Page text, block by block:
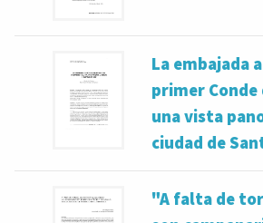
La embajada
primer Conde
una vista
ciudad de
"A falta de